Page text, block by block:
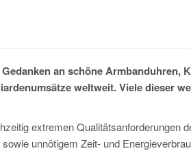
an schöne Armbanduhren,
weltweit. Viele dieser
extremen Qualitätsanforderungen
unnötigem Zeit- und